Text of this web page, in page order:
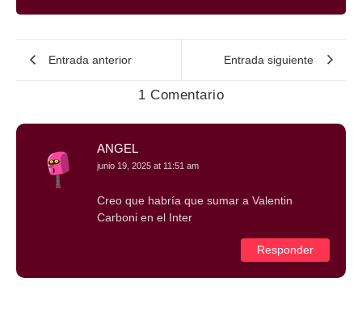
Entrada anterior Entrada siguiente
1 Comentario
ANGEL
junio 19, 2025 at 11:51 am
Creo que habría que sumar a Valentin
Carboni en el Inter
Responder